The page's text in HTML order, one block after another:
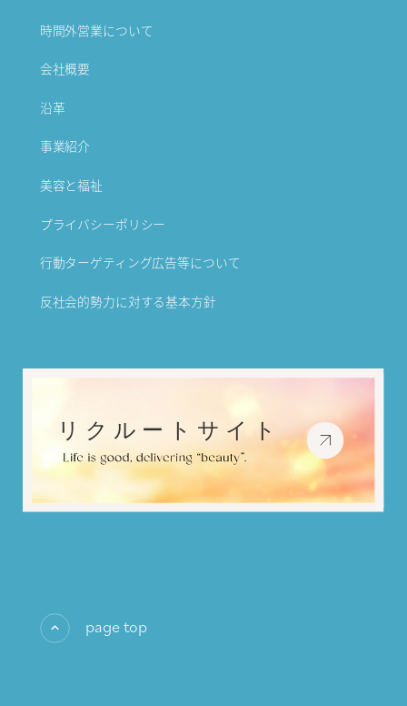
時間外営業について
会社概要
沿革
事業紹介
美容と福祉
プライバシーポリシー
行動ターゲティング広告等について
反社会的勢力に対する基本方針
page top